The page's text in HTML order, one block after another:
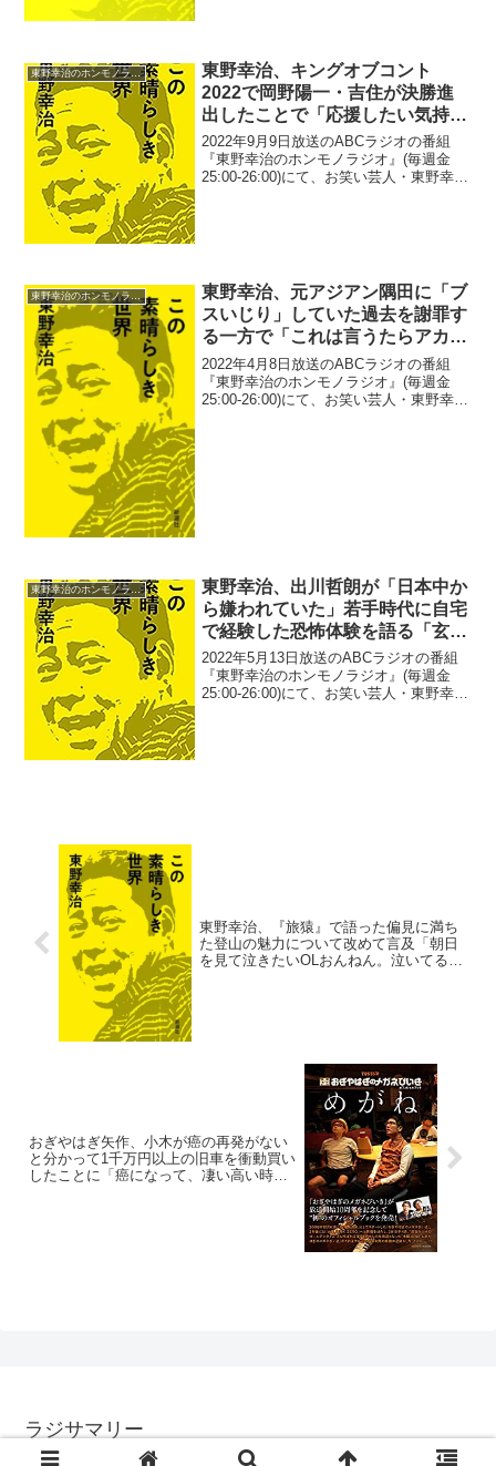
東野幸治のホンモノラジオ
東野幸治、キングオブコント
2022で岡野陽一・吉住が決勝進
出したことで「応援したい気持ち
っていうか。前評判も高いそうで
すから」
2022年9月9日放送のABCラジオの番組
『東野幸治のホンモノラジオ』(毎週金
25:00-26:00)にて、お笑い芸人・東野幸治
東野幸治、元アジアン隅田に「ブ
スいじり」していた過去を謝罪す
る一方で「これは言うたらアカ
ン」と思って言うのを我慢したこ
とがあったと告白
2022年4月8日放送のABCラジオの番組
『東野幸治のホンモノラジオ』(毎週金
25:00-26:00)にて、お笑い芸人・東野幸治
東野幸治のホンモノラジオ
東野幸治、出川哲朗が「日本中か
ら嫌われていた」若手時代に自宅
で経験した恐怖体験を語る「玄関
のドアを叩かれて、鍵穴を覗き込
んだら…」
2022年5月13日放送のABCラジオの番組
『東野幸治のホンモノラジオ』(毎週金
25:00-26:00)にて、お笑い芸人・東野幸治
東野幸治、『旅猿』で語った偏見に満ち
た登山の魅力について改めて言及「朝日
を見て泣きたいOLおんねん。泣いてる自
おぎやはぎ矢作、小木が癌の再発がない
と分かって1千万円以上の旧車を衝動買い
したことに「癌になって、凄い高い時計
ラジサマリー
© 2017 ラジサマリー.